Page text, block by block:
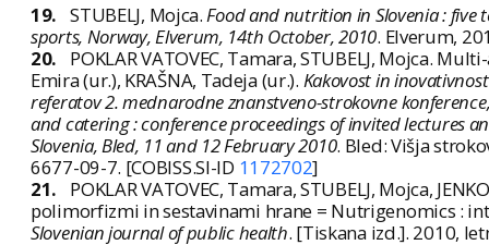
19. STUBELJ, Mojca.Food and nutrition in Slovenia : five
sports, Norway, Elverum, 14th October, 2010. Elverum,
20.
POKLAR VATOVEC, Tamara, STUBELJ, Mojca.
Emira (ur.), KRAŠNA, Tadeja (ur.). Kakovost in
referatov 2. mednarodne znanstveno-strokovne
and catering : conference proceedings of invited lectures
Slovenia, Bled, 11 and 12 February 2010. Bled: Višja
6677-09-7. [COBISS.SI-ID 1172702]
21.
POKLAR VATOVEC, Tamara, STUBELJ, Mojca,
polimorfizmi in sestavinami hrane = Nutrigenomics :
Slovenian journal of public health. [Tiskana izd.]. 2010,